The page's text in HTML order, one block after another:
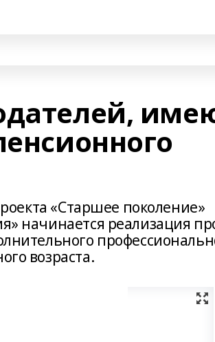
«Старшее поколение»
начинается реализация
возраста.